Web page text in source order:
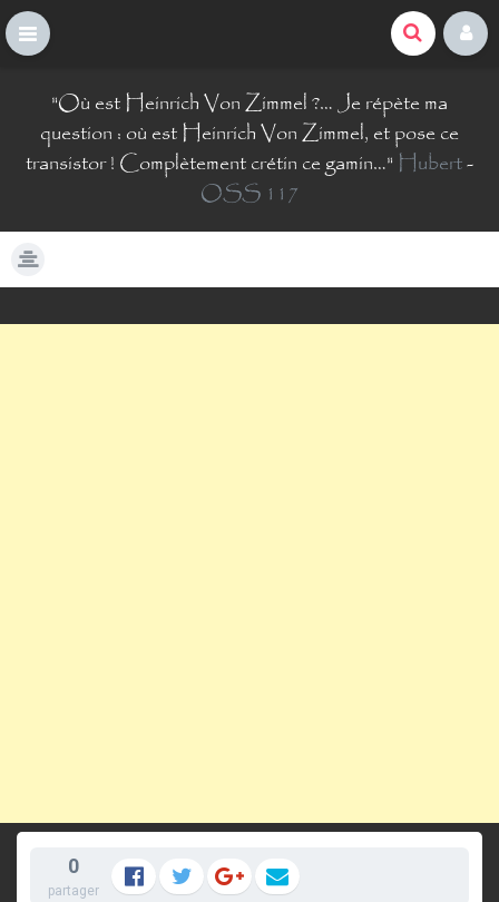
t
"Où est Heinrich Von Zimmel ?… Je répète ma
question : où est Heinrich Von Zimmel, et pose ce
transistor ! Complètement crétin ce gamin…" Hubert-
OSS 117
0
partager